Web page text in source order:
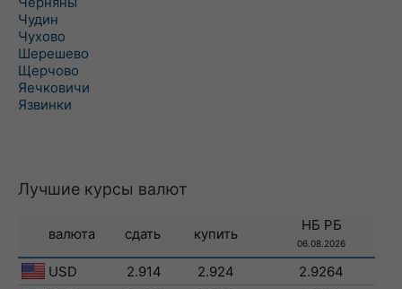
Чудин
Чухово
Шерешево
Щерчово
Яечковичи
Язвинки
Лучшие курсы валют
валюта сдать купить
НБ РБ
06.08.2026
USD 2.914 2.924
2.9264